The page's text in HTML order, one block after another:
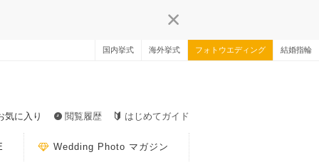
国内挙式 海外挙式 フォトウエディング 結婚指輪
気に入り 閲覧履歴 はじめてガイド
Wedding Photo マガジン